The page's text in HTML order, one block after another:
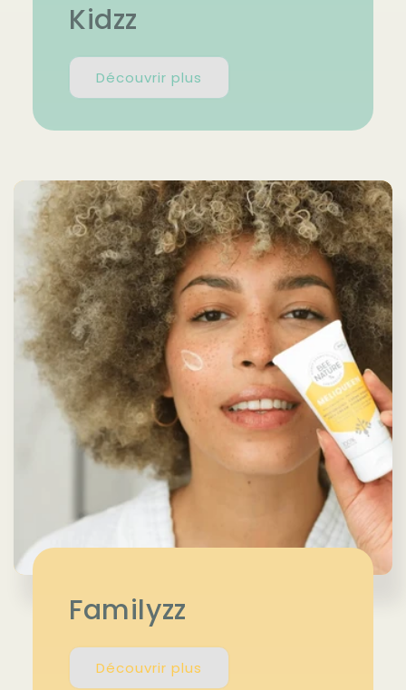
Kidzz
Découvrir plus
Familyzz
Découvrir plus